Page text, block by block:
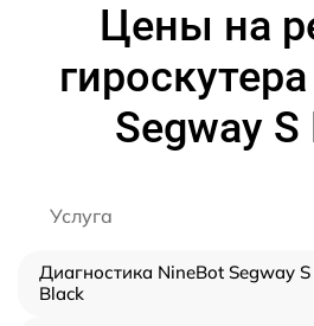
Цены на
Segway
Услуга
Диагностика NineBot Segway S
Black